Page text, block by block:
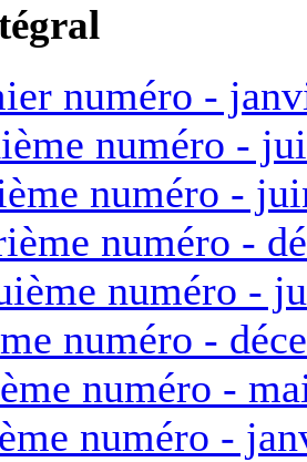
numéro -
numéro -
numéro -
numéro -
numéro -
numéro -
numéro -
numéro -